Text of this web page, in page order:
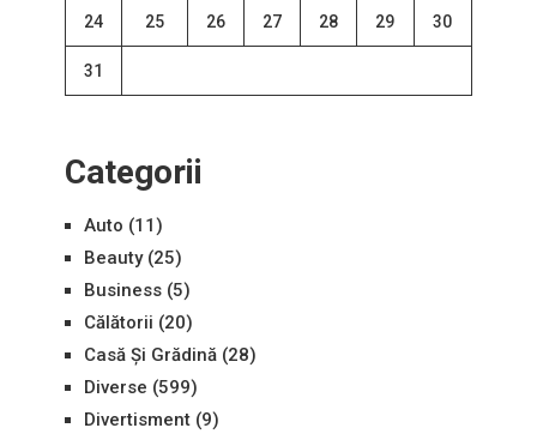
24 25 26 27 28 29 30
31
Categorii
Auto (11)
Beauty(25)
Business(5)
Călătorii (20)
Casă Și Grădină(28)
Diverse (599)
Divertisment(9)